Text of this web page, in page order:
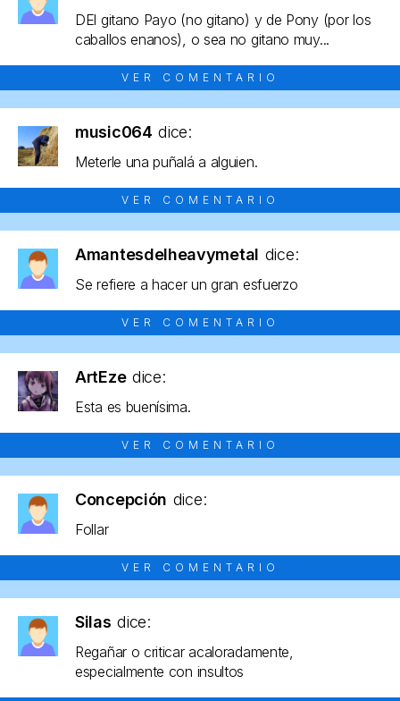
DEl gitano Payo (no gitano) y de Pony (por los
caballos enanos), o sea no gitano muy...
VER COMENTARIO
music064 dice:
Meterle una puñalá a alguien.
VER COMENTARIO
Amantesdelheavymetal dice:
Se refiere a hacer un gran esfuerzo
VER COMENTARIO
ArtEze dice:
Esta es buenísima.
VER COMENTARIO
Concepción dice:
Follar
VER COMENTARIO
Silas dice:
Regañar o criticar acaloradamente,
especialmente con insultos